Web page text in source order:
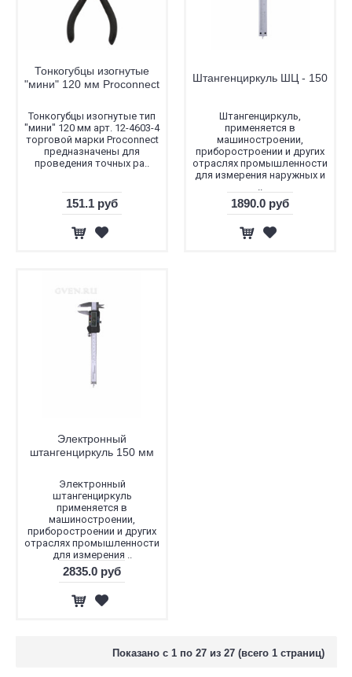
Тонкогубцы изогнутые
"мини" 120 мм Proconnect
Тонкогубцы изогнутые тип
"мини" 120 мм арт. 12-4603-4
торговой марки Proconnect
предназначены для
проведения точных ра..
151.1 руб
Штангенциркуль ШЦ - 150
Штангенциркуль,
применяется в
машиностроении,
приборостроении и других
отраслях промышленности
для измерения наружных и
..
1890.0 руб
Электронный
штангенциркуль 150 мм
Электронный
штангенциркуль
применяется в
машиностроении,
приборостроении и других
отраслях промышленности
для измерения ..
2835.0 руб
Показано с 1 по 27 из 27 (всего 1 страниц)